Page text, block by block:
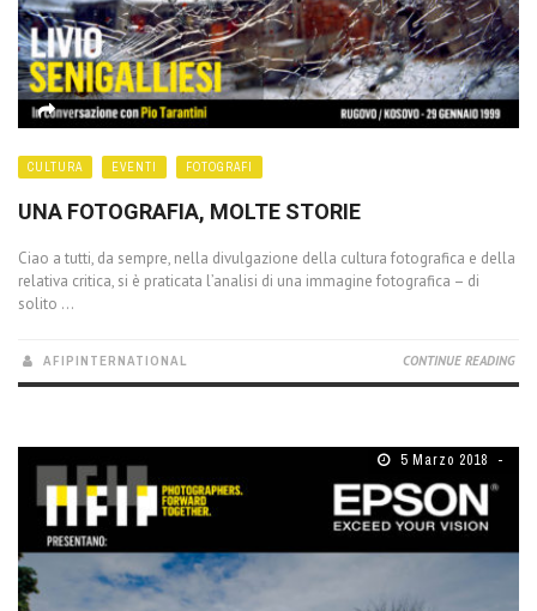
CULTURA EVENTI FOTOGRAFI
UNA FOTOGRAFIA, MOLTE STORIE
Ciao a tutti, da sempre, nella divulgazione della cultura fotografica e della
relativa critica, si è praticata l’analisi di una immagine fotografica – di
solito ...
AFIPINTERNATIONAL CONTINUE READING
5 Marzo 2018